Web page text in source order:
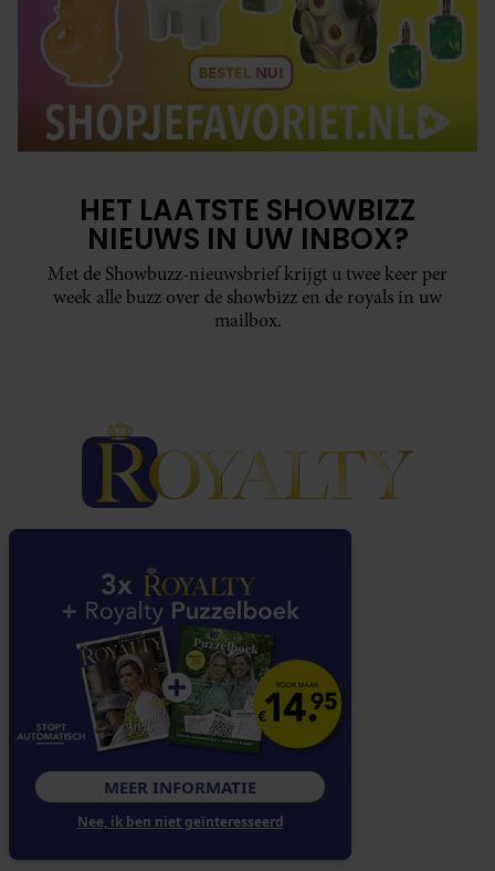
HET LAATSTE SHOWBIZZ
NIEUWS IN UW INBOX?
Met de Showbuzz-nieuwsbrief krijgt u twee keer per
week alle buzz over de showbizz en de royals in uw
mailbox.
NAVIGATIE
Over Royalty
Klantenservice
Abonnementen
Contact
Adverteren
VOLG ONS
MEER INFORMATIE
Nee, ik ben niet geïnteresseerd